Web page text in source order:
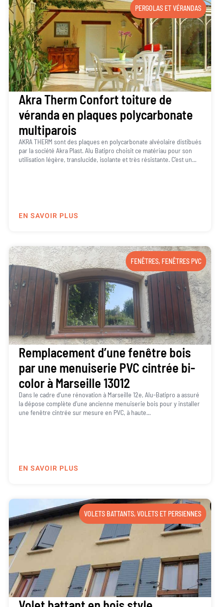
PERGOLAS ET VÉRANDAS
Akra Therm Confort toiture de
véranda en plaques polycarbonate
multiparois
AKRA THERM sont des plaques en polycarbonate alvéolaire distibués
par la société Akra Plast. Alu Batipro choisit ce matériau pour son
utilisation légère, translucide, isolante et très résistante. C’est un...
EN SAVOIR PLUS
FENÊTRES, FENÊTRES PVC
Remplacement d’une fenêtre bois
par une menuiserie PVC cintrée bi-
color à Marseille 13012
Dans le cadre d’une rénovation à Marseille 12e, Alu-Batipro a assuré
la dépose complète d’une ancienne menuiserie bois pour y installer
une fenêtre cintrée sur mesure en PVC, à haute...
EN SAVOIR PLUS
VOLETS BATTANTS,VOLETS ET PERSIENNES